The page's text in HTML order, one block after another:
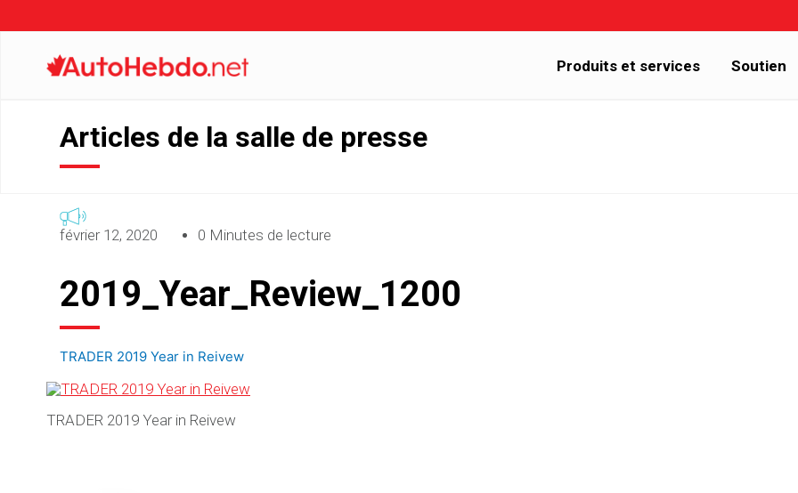
Produits et services Soutien
Articles de la salle de presse
février 12, 2020 0 Minutes de lecture
2019_Year_Review_1200
TRADER 2019 Year in Reivew
TRADER 2019 Year in Reivew